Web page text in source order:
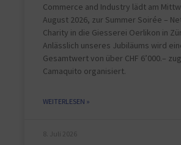
Commerce and Industry lädt am
August 2026, zur Summer Soirée –
Charity in die Giesserei Oerlikon in
Anlässlich unseres Jubiläums wird
Gesamtwert von über CHF 6’000.–
Camaquito organisiert.
WEITERLESEN »
8. Juli 2026